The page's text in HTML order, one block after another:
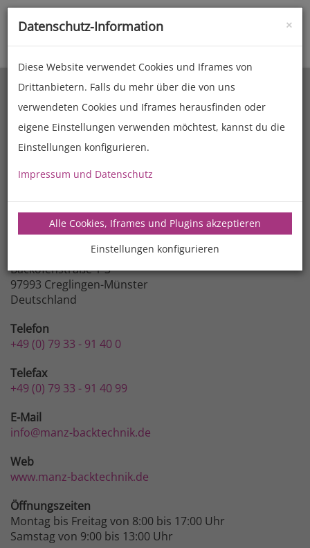
Toggle
Firma
MANZ Backtechnik GmbH
Backofenstraße 1-3
97993 Creglingen-Münster
Deutschland
Telefon
+49 (0) 79 33 - 91 40 0
Telefax
+49 (0) 79 33 - 91 40 99
E-Mail
info@manz-backtechnik.de
Web
www.manz-backtechnik.de
Öffnungszeiten
Montag bis Freitag von 8:00 bis 17:00 Uhr
Samstag von 9:00 bis 13:00 Uhr
×
Datenschutz-Information
Diese Website verwendet Cookies und Iframes von
Drittanbietern. Falls du mehr über die von uns
verwendeten Cookies und Iframes herausfinden oder
eigene Einstellungen verwenden möchtest, kannst du die
Einstellungen konfigurieren.
Impressum und Datenschutz
Alle Cookies, Iframes und Plugins akzeptieren
Einstellungen konfigurieren